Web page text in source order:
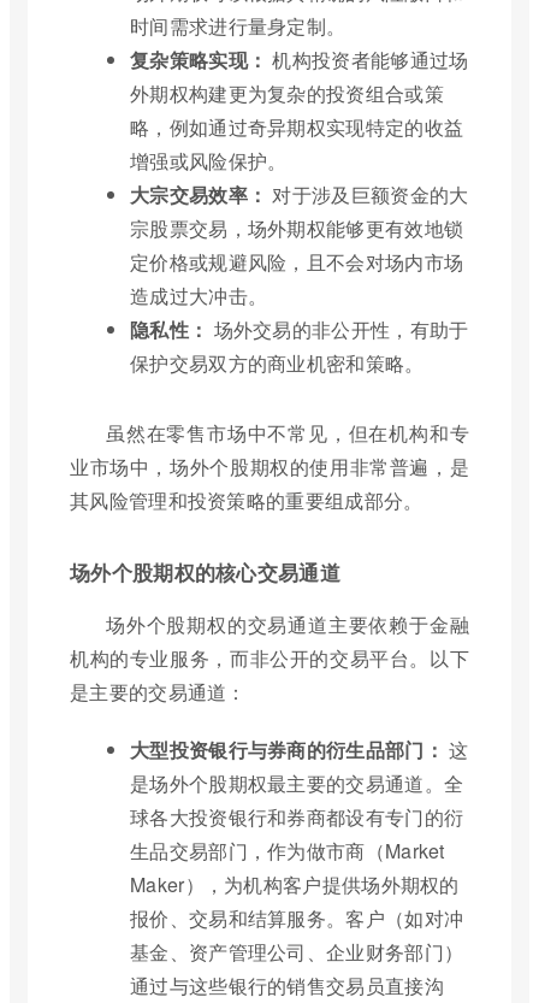
时间需求进行量身定制。
复杂策略实现： 机构投资者能够通过场
外期权构建更为复杂的投资组合或策
略，例如通过奇异期权实现特定的收益
增强或风险保护。
大宗交易效率： 对于涉及巨额资金的大
宗股票交易，场外期权能够更有效地锁
定价格或规避风险，且不会对场内市场
造成过大冲击。
隐私性： 场外交易的非公开性，有助于
保护交易双方的商业机密和策略。
虽然在零售市场中不常见，但在机构和专
业市场中，场外个股期权的使用非常普遍，是
其风险管理和投资策略的重要组成部分。
场外个股期权的核心交易通道
场外个股期权的交易通道主要依赖于金融
机构的专业服务，而非公开的交易平台。以下
是主要的交易通道：
大型投资银行与券商的衍生品部门： 这
是场外个股期权最主要的交易通道。全
球各大投资银行和券商都设有专门的衍
生品交易部门，作为做市商（Market
Maker），为机构客户提供场外期权的
报价、交易和结算服务。客户（如对冲
基金、资产管理公司、企业财务部门）
通过与这些银行的销售交易员直接沟